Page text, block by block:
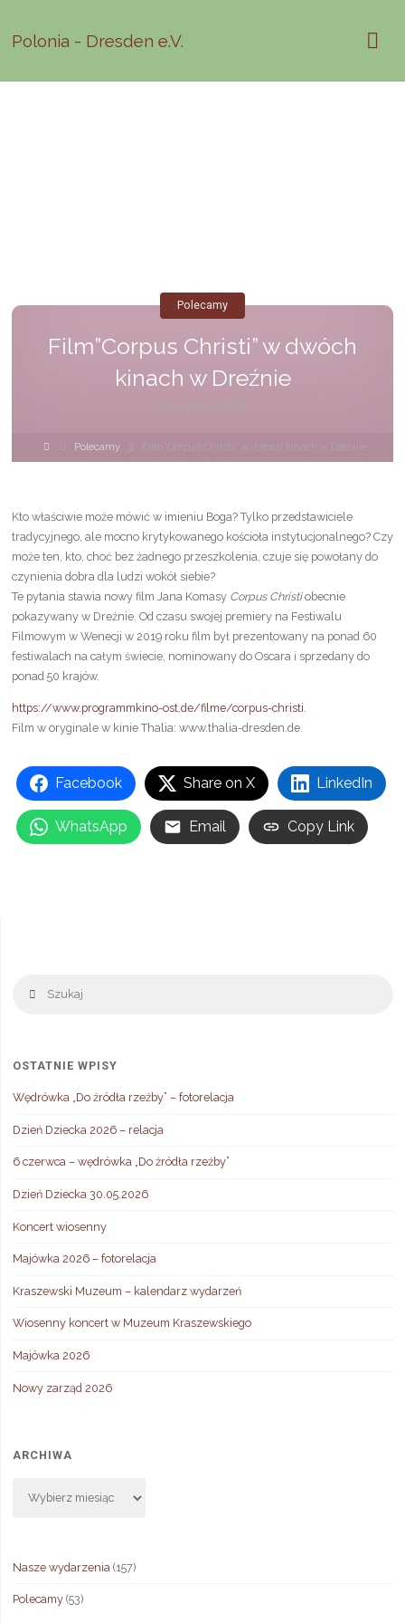
Polonia - Dresden e.V.
Film”Corpus Christi” w dwóch
kinach w Dreźnie
Polecamy
Strona
główna
Polecamy Film”Corpus Christi” w dwóch kinach w Dreźnie
Kto właściwie może mówić w imieniu Boga? Tylko przedstawiciele
tradycyjnego, ale mocno krytykowanego kościoła instytucjonalnego? Czy
może ten, kto, choć bez żadnego przeszkolenia, czuje się powołany do
czynienia dobra dla ludzi wokół siebie?
Te pytania stawia nowy film Jana Komasy Corpus Christiobecnie
pokazywany w Dreźnie. Od czasu swojej premiery na Festiwalu
Filmowym w Wenecji w 2019 roku film był prezentowany na ponad 60
festiwalach na całym świecie, nominowany do Oscara i sprzedany do
ponad 50 krajów.
https://www.programmkino-ost.de/filme/corpus-christi.
Film w oryginale w kinie Thalia: www.thalia-dresden.de.
Facebook Share on X LinkedIn
WhatsApp Email Copy Link
Szukaj
OSTATNIE WPISY
Wędrówka „Do źródła rzeźby” – fotorelacja
Dzień Dziecka 2026 – relacja
6 czerwca – wędrówka „Do źródła rzeźby”
Dzień Dziecka 30.05.2026
Koncert wiosenny
Majówka 2026 – fotorelacja
Kraszewski Muzeum – kalendarz wydarzeń
Wiosenny koncert w Muzeum Kraszewskiego
Majówka 2026
Nowy zarząd 2026
ARCHIWA
Nasze wydarzenia (157)
Polecamy(53)